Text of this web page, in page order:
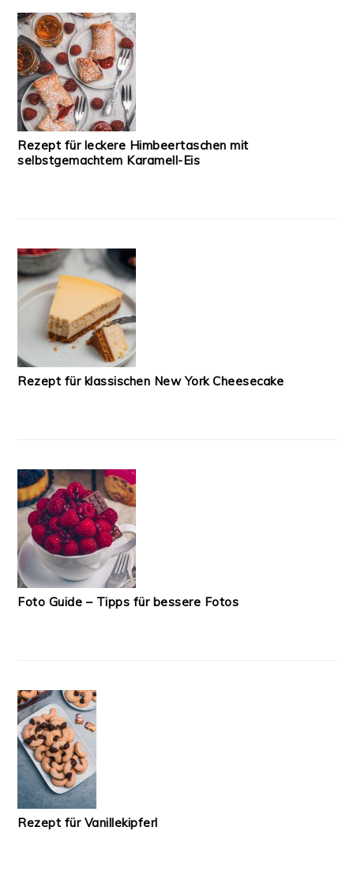
Rezept für leckere Himbeertaschen mit
selbstgemachtem Karamell-Eis
Rezept für klassischen New York Cheesecake
Foto Guide – Tipps für bessere Fotos
Rezept für Vanillekipferl